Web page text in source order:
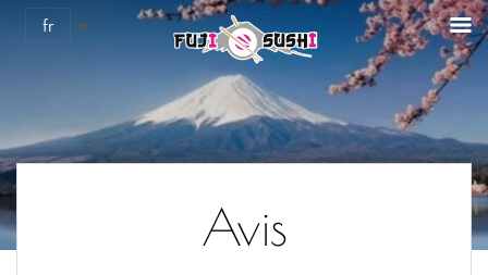
fr
Avis
Panneau de gestion des cookies